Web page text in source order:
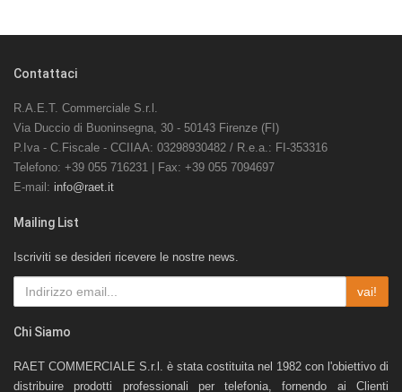
Contattaci
R.A.E.T. Commerciale S.r.l.
Via Duccio di Buoninsegna, 30 - 50143 Firenze (FI)
P.Iva - C.Fiscale - CCIIAA: 03298930482 / R.e.a.: FI-353316
Telefono: +39 055 716231 | Fax: +39 055 7094697
E-mail: info@raet.it
Mailing List
Iscriviti se desideri ricevere le nostre news.
vai!
Chi Siamo
RAET COMMERCIALE S.r.l. è stata costituita nel 1982 con l'obiettivo di
distribuire prodotti professionali per telefonia, fornendo ai Clienti